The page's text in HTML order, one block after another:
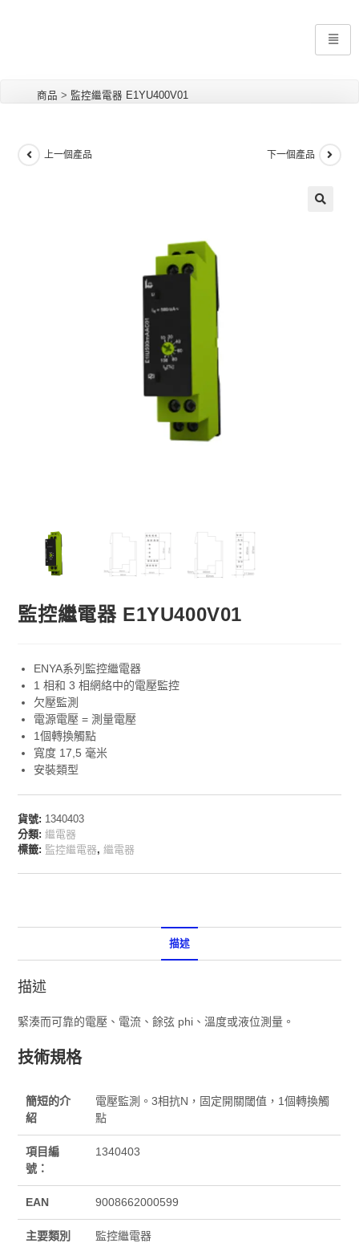
商品 > 監控繼電器 E1YU400V01
上一個產品 下一個產品
監控繼電器 E1YU400V01
ENYA系列監控繼電器
1 相和 3 相網絡中的電壓監控
欠壓監測
電源電壓 = 測量電壓
1個轉換觸點
寬度 17,5 毫米
安裝類型
貨號: 1340403
分類:繼電器
標籤: 監控繼電器,繼電器
描述
描述
緊湊而可靠的電壓、電流、餘弦 phi、溫度或液位測量。
技術規格
簡短的介
紹
電壓監測。3相抗N，固定開關閾值，1個轉換觸
點
項目編
號：
1340403
EAN 9008662000599
主要類別 監控繼電器